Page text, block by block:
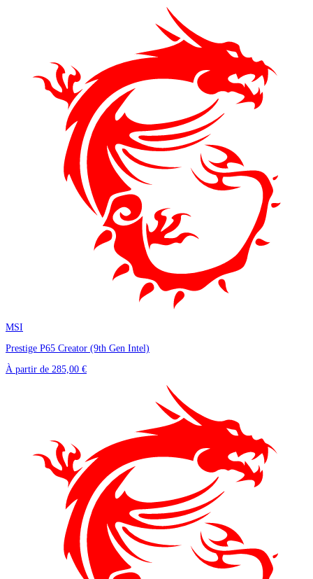
MSI
Prestige P65 Creator (9th Gen Intel)
À partir de 285,00 €